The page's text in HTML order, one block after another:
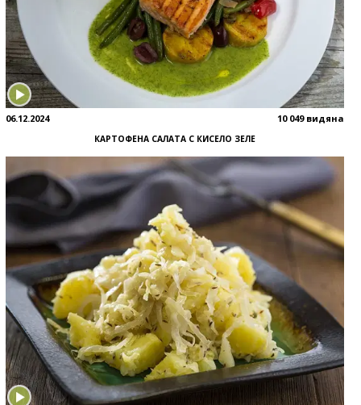
06.12.2024 10 049 видяна
КАРТОФЕНА САЛАТА С КИСЕЛО ЗЕЛЕ